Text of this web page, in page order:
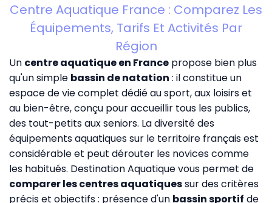
Centre Aquatique France : Comparez Les
Équipements, Tarifs Et Activités Par
Région
Un centre aquatique en France propose bien plus
qu'un simple bassin de natation : il constitue un
espace de vie complet dédié au sport, aux loisirs et
au bien-être, conçu pour accueillir tous les publics,
des tout-petits aux seniors. La diversité des
équipements aquatiques sur le territoire français est
considérable et peut dérouter les novices comme
les habitués. Destination Aquatique vous permet de
comparer les centres aquatiquessur des critères
précis et objectifs : présence d'un bassin sportif de